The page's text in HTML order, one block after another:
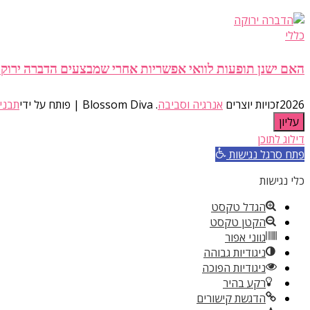
כללי
האם ישנן תופעות לוואי אפשריות אחרי שמבצעים הדברה
2026זכויות יוצרים אנרגיה וסביבה. Blossom Diva | פותח על ידי
עליון
דילוג לתוכן
פתח סרגל נגישות
כלי נגישות
הגדל טקסט
הקטן טקסט
גווני אפור
ניגודיות גבוהה
ניגודיות הפוכה
רקע בהיר
הדגשת קישורים